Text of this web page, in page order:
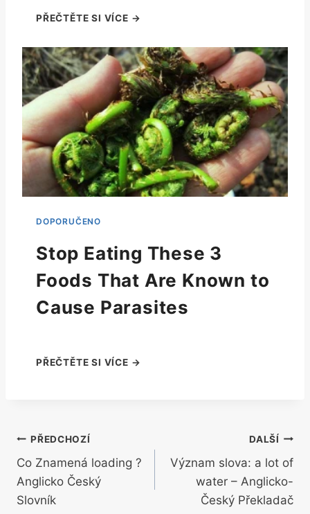
Stop Eating These 3
Foods That Are Known to
Cause Parasites
Navigace
pro
příspěvek
PŘEDCHOZÍ
Co Znamená loading ?
Anglicko Český
Slovník
DALŠÍ
Význam slova: a lot of
water – Anglicko-
Český Překladač